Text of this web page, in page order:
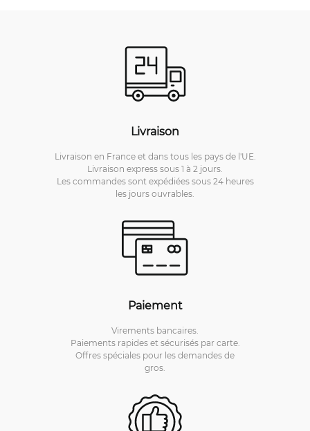
Livraison
Livraison en France et dans tous les pays de l'UE.
Livraison express sous 1 à 2 jours.
Les commandes sont expédiées sous 24 heures
les jours ouvrables.
Paiement
Virements bancaires.
Paiements rapides et sécurisés par carte.
Offres spéciales pour les demandes de
gros.